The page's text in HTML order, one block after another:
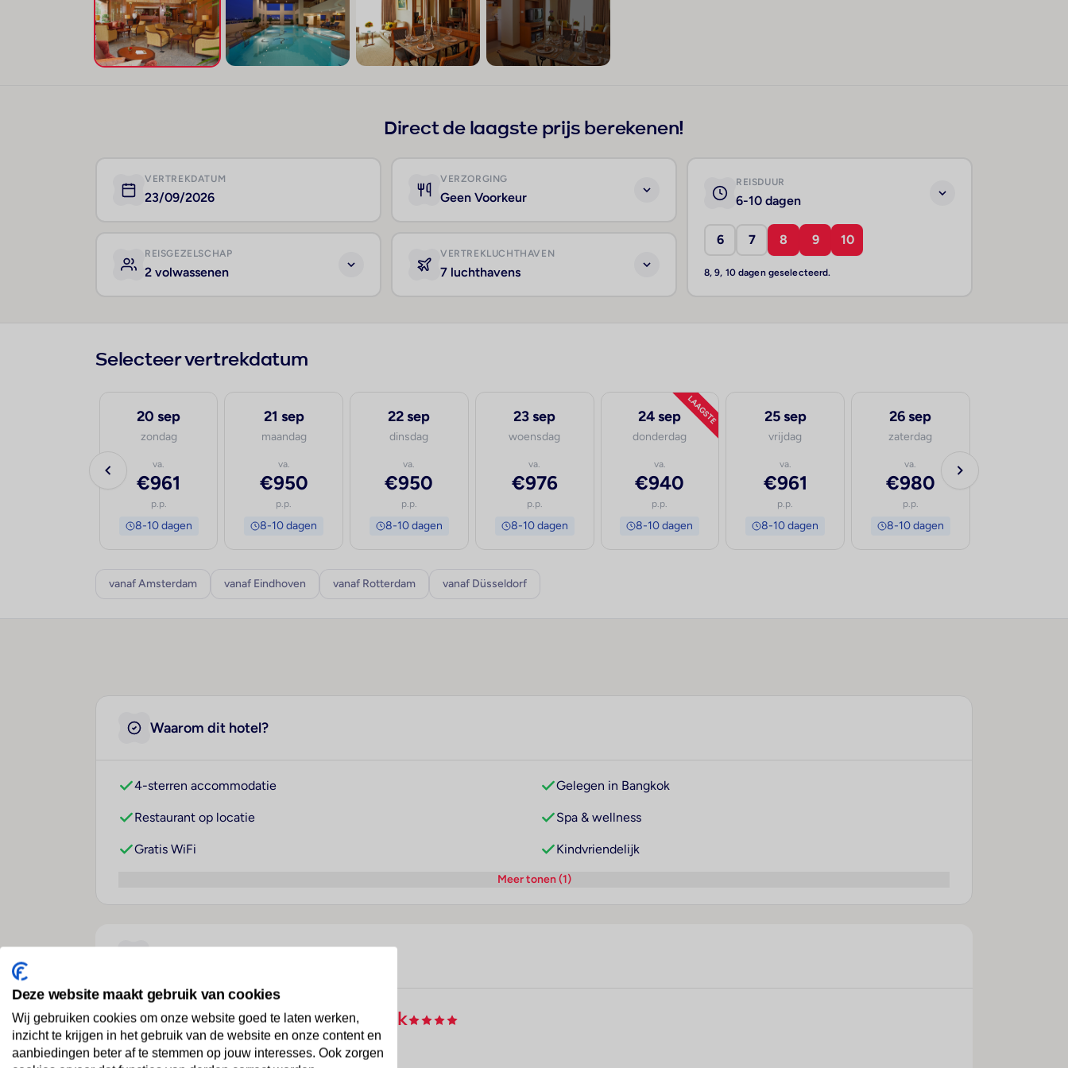
Direct de laagste prijs berekenen!
VERTREKDATUM
23/09/2026
VERZORGING
Geen Voorkeur
REISDUUR
6-10 dagen
6 7 8 9 10
8, 9, 10 dagen geselecteerd.
REISGEZELSCHAP
2 volwassenen
VERTREKLUCHTHAVEN
7 luchthavens
Selecteer vertrekdatum
20 sep
zondag
va.
€961
p.p.
8-10 dagen
21 sep
maandag
va.
€950
p.p.
8-10 dagen
22 sep
dinsdag
va.
€950
p.p.
8-10 dagen
23 sep
woensdag
va.
€976
p.p.
8-10 dagen
LAAGSTE
24 sep
donderdag
va.
€940
p.p.
8-10 dagen
25 sep
vrijdag
va.
€961
p.p.
8-10 dagen
26 sep
zaterdag
va.
€980
p.p.
8-10 dagen
vanaf Amsterdam vanaf Eindhoven vanaf Rotterdam vanaf Düsseldorf
Waarom dit hotel?
4-sterren accommodatie Gelegen in Bangkok
Restaurant op locatie Spa & wellness
Gratis WiFi Kindvriendelijk
Meer tonen (1)
Shama Lakeview Asoke Bangkok
Thailand· Regio Bangkok · Bangkok
Deze website maakt gebruik van cookies
Wij gebruiken cookies om onze website goed te laten werken,
inzicht te krijgen in het gebruik van de website en onze content en
aanbiedingen beter af te stemmen op jouw interesses. Ook zorgen